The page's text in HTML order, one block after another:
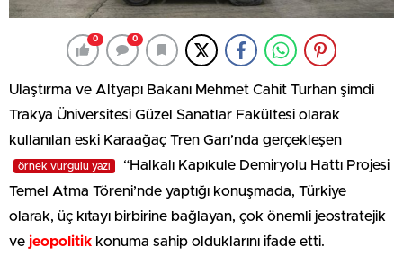
0 0
Ulaştırma ve Altyapı Bakanı Mehmet Cahit Turhan şimdi
Trakya Üniversitesi Güzel Sanatlar Fakültesi olarak
kullanılan eski Karaağaç Tren Garı’nda gerçekleşen
örnek vurgulu yazı
“Halkalı Kapıkule Demiryolu Hattı Projesi
Temel Atma Töreni’nde yaptığı konuşmada, Türkiye
olarak, üç kıtayı birbirine bağlayan, çok önemli jeostratejik
ve jeopolitik konuma sahip olduklarını ifade etti.